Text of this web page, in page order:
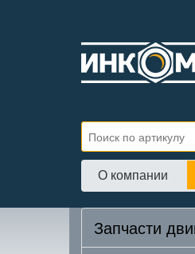
О компании
Запчасти